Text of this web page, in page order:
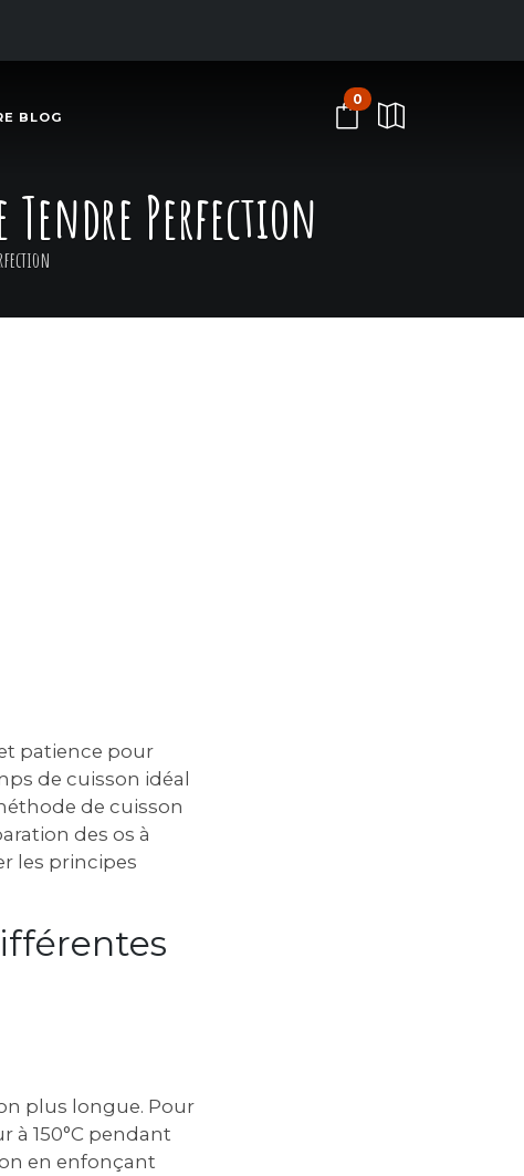
BLOG
0
Tendre Perfection
patience pour
de cuisson idéal
de cuisson
des os à
les principes
plus longue. Pour
à 150°C pendant
en enfonçant